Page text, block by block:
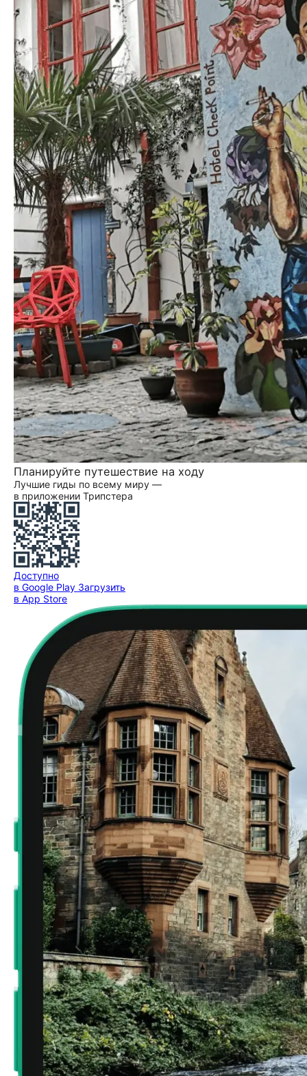
Планируйте путешествие на ходу
Лучшие гиды по всему миру —
в приложении Трипстера
Доступно
в Google Play Загрузить
в App Store